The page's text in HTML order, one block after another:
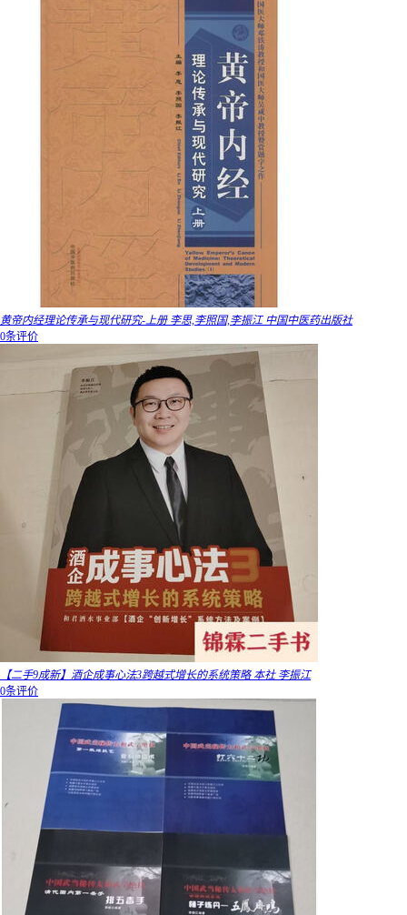
黄帝内经理论传承与现代研究-上册 李思,李照国,李振江 中国中医药出版社
0条评价
【二手9成新】酒企成事心法3跨越式增长的系统策略 本社 李振江
0条评价